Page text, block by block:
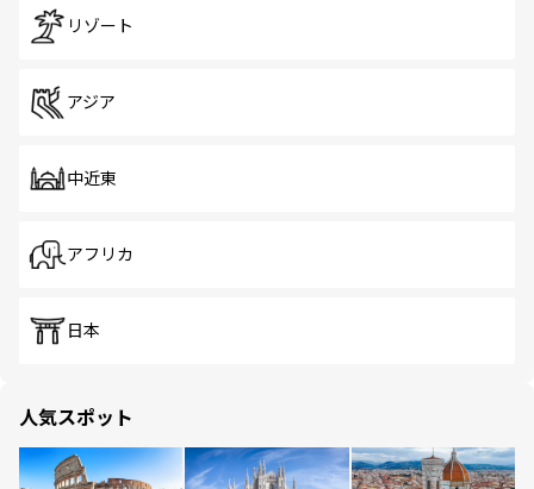
リゾート
アジア
中近東
アフリカ
日本
人気スポット